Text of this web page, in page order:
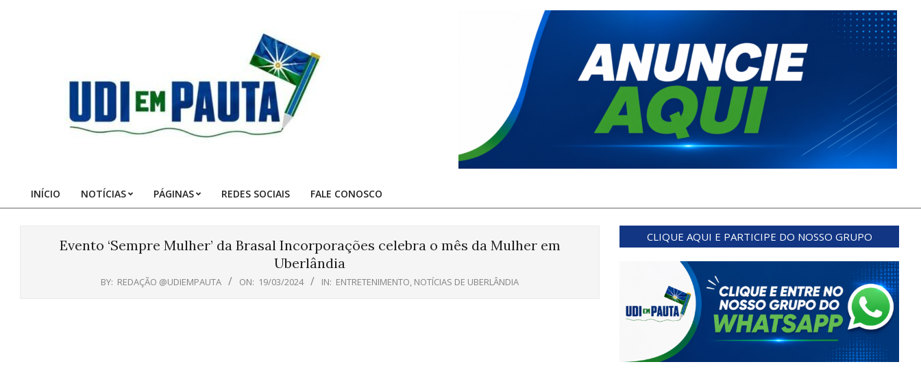
Pauta
Primary
INÍCIO NOTÍCIAS PÁGINAS REDES SOCIAIS FALE CONOSCO
Evento ‘Sempre Mulher’ da Brasal Incorporações celebra o mês da Mulher em
Uberlândia
BY: REDAÇÃO @UDIEMPAUTA ON: 19/03/2024 IN: ENTRETENIMENTO, NOTÍCIAS DE UBERLÂNDIA
CLIQUE AQUI E PARTICIPE DO NOSSO GRUPO